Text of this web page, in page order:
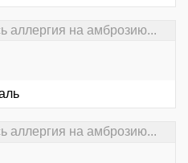
аллергия на амброзию...
аллергия на амброзию...